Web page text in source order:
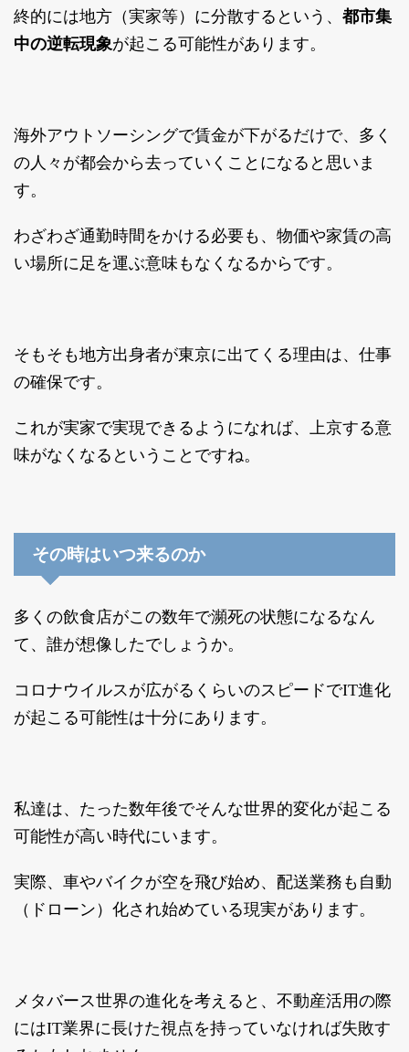
終的には地方（実家等）に分散するという、 都市集
中の逆転現象が起こる可能性があります。
海外アウトソーシングで賃金が下がるだけで、多く
の人々が都会から去っていくことになると思いま
す。
わざわざ通勤時間をかける必要も、物価や家賃の高
い場所に足を運ぶ意味もなくなるからです。
そもそも地方出身者が東京に出てくる理由は、仕事
の確保です。
これが実家で実現できるようになれば、上京する意
味がなくなるということですね。
その時はいつ来るのか
多くの飲食店がこの数年で瀕死の状態になるなん
て、誰が想像したでしょうか。
コロナウイルスが広がるくらいのスピードでIT進化
が起こる可能性は十分にあります。
私達は、たった数年後でそんな世界的変化が起こる
可能性が高い時代にいます。
実際、車やバイクが空を飛び始め、配送業務も自動
（ドローン）化され始めている現実があります。
メタバース世界の進化を考えると、不動産活用の際
にはIT業界に長けた視点を持っていなければ失敗す